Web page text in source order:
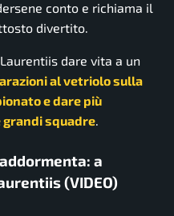
conto e richiama il
divertito.
dare vita a un
al vetriolo sulla
e dare più
squadre.
a
(VIDEO)